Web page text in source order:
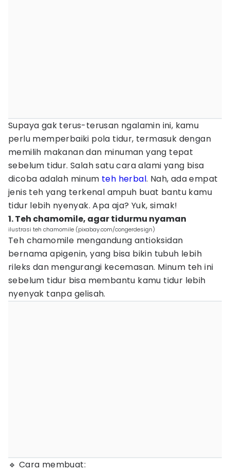
Supaya gak terus-terusan ngalamin ini, kamu
perlu memperbaiki pola tidur, termasuk dengan
memilih makanan dan minuman yang tepat
sebelum tidur. Salah satu cara alami yang bisa
dicoba adalah minum teh herbal. Nah, ada empat
jenis teh yang terkenal ampuh buat bantu kamu
tidur lebih nyenyak. Apa aja? Yuk, simak!
1. Teh chamomile, agar tidurmu nyaman
ilustrasi teh chamomile (pixabay.com/congerdesign)
Teh chamomile mengandung antioksidan
bernama apigenin, yang bisa bikin tubuh lebih
rileks dan mengurangi kecemasan. Minum teh ini
sebelum tidur bisa membantu kamu tidur lebih
nyenyak tanpa gelisah.
🔹 Cara membuat: